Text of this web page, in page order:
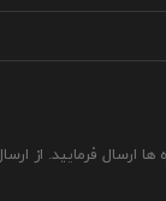
ارسال فرمایید. از